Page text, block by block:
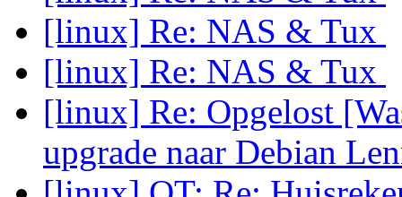
[linux] Re: NAS & Tux
[linux] Re: NAS & Tux
[linux] Re: Opgelost
upgrade naar Debian